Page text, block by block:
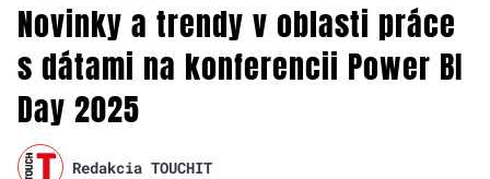
Novinky a trendy v oblasti práce
s dátami na konferencii Power BI
Day 2025
Redakcia TOUCHIT